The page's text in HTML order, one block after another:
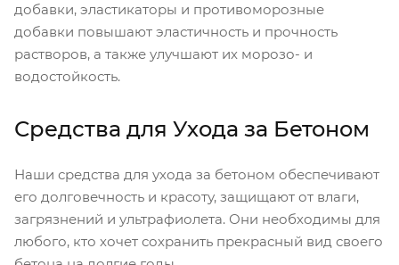
добавки, эластикаторы и противоморозные
добавки повышают эластичность и прочность
растворов, а также улучшают их морозо- и
водостойкость.
Средства для Ухода за Бетоном
Наши средства для ухода за бетоном обеспечивают
его долговечность и красоту, защищают от влаги,
загрязнений и ультрафиолета. Они необходимы для
любого, кто хочет сохранить прекрасный вид своего